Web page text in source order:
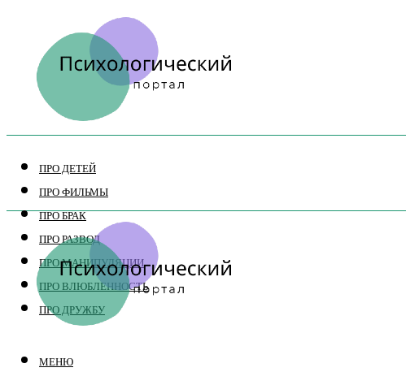
ПРО ДЕТЕЙ
ПРО ФИЛЬМЫ
ПРО БРАК
ПРО РАЗВОД
ПРО МАНИПУЛЯЦИИ
ПРО ВЛЮБЛЕННОСТЬ
ПРО ДРУЖБУ
МЕНЮ